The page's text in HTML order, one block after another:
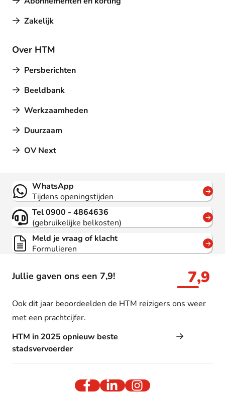
Zakelijk
Over HTM
Persberichten
Beeldbank
Werkzaamheden
Duurzaam
OV Next
Jullie gaven ons een 7,9! 7,9
Ook dit jaar beoordeelden de HTM reizigers ons weer
met een prachtcijfer.
HTM in 2025 opnieuw beste
stadsvervoerder
Contact
WhatsApp
Tijdens openingstijden
Tel 0900 - 4864636
(gebruikelijke belkosten)
Meld je vraag of klacht
Formulieren